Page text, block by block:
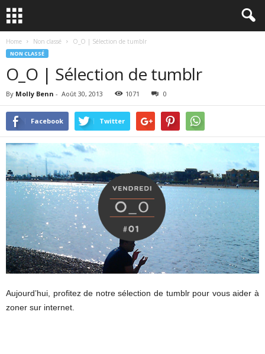
Home Non classé O_O | Sélection de tumblr
NON CLASSÉ
O_O | Sélection de tumblr
By Molly Benn - Août 30, 2013 1071 0
Facebook Twitter
Aujourd’hui, profitez de notre sélection de tumblr pour vous aider à
zoner sur internet.